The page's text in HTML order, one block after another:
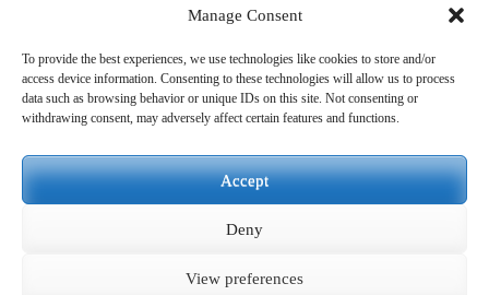
Manage Consent
To provide the best experiences, we use technologies like cookies to store and/or
access device information. Consenting to these technologies will allow us to process
data such as browsing behavior or unique IDs on this site. Not consenting or
withdrawing consent, may adversely affect certain features and functions.
Accept
Deny
View preferences
SIGUIENTE
ANTERIOR